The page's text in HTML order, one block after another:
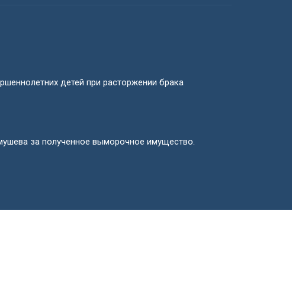
детей при расторжении брака
за полученное выморочное имущество.